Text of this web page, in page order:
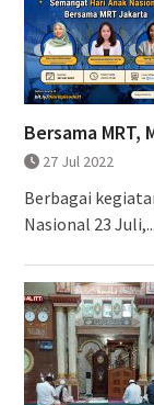
Bersama MRT,
27 Jul 2022
Berbagai
Nasional 23 Juli,...